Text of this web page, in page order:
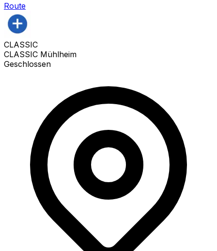
Route
CLASSIC
CLASSIC Mühlheim
Geschlossen